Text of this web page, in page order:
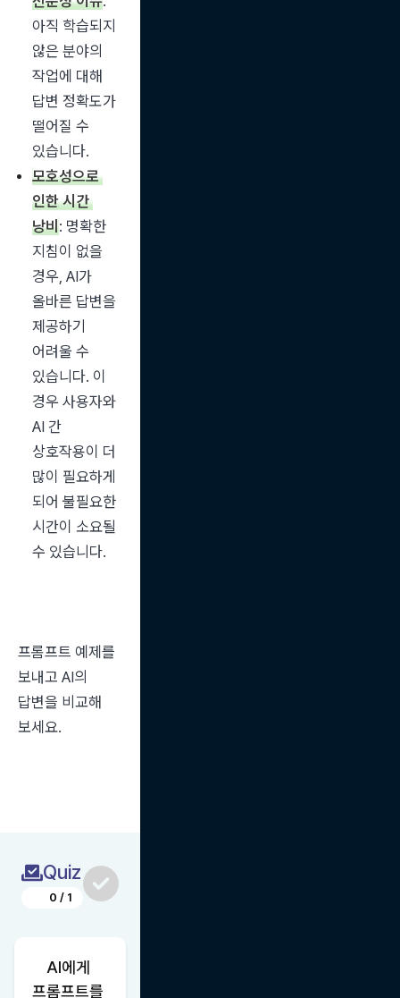
아직 학습되지
않은 분야의
작업에 대해
답변 정확도가
떨어질 수
있습니다.
모호성으로
인한 시간
낭비: 명확한
지침이 없을
경우, AI가
올바른 답변을
제공하기
어려울 수
있습니다. 이
경우 사용자와
AI 간
상호작용이 더
많이 필요하게
되어 불필요한
시간이 소요될
수 있습니다.
프롬프트 예제를
보내고 AI의
답변을 비교해
보세요.
Quiz
0 / 1
AI에게
프롬프트를